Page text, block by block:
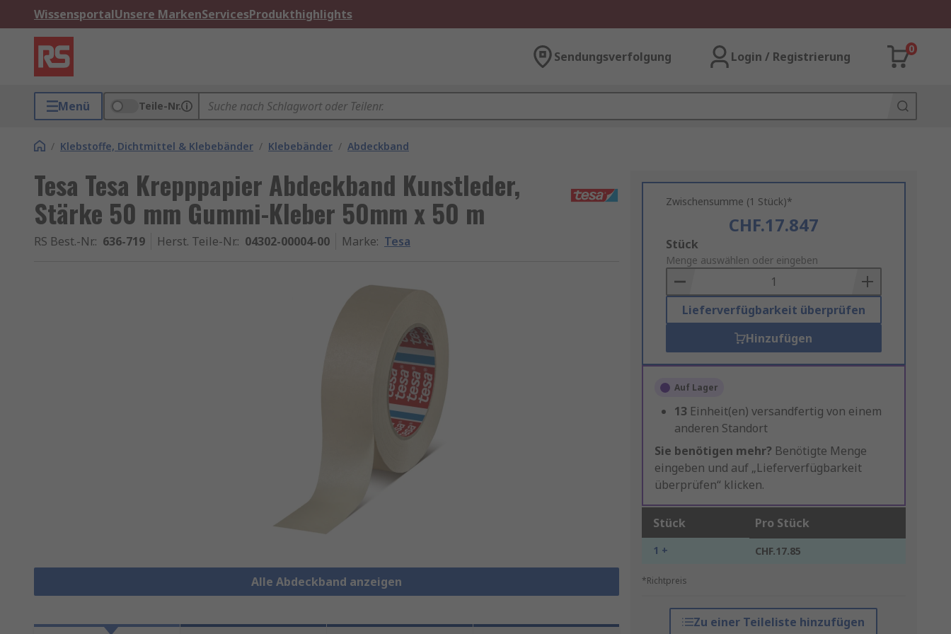
WissensportalUnsere MarkenServicesProdukthighlights
Sendungsverfolgung Login / Registrierung
0
Menü Teile-Nr.
/ Klebstoffe, Dichtmittel & Klebebänder / Klebebänder / Abdeckband
Tesa Tesa Krepppapier Abdeckband Kunstleder,
Stärke 50 mm Gummi-Kleber 50mm x 50 m
RS Best.-Nr.: 636-719 Herst. Teile-Nr.: 04302-00004-00 Marke: Tesa
Alle Abdeckband anzeigen
Zwischensumme (1 Stück)*
CHF.17.847
Add
to
Basket
Stück
Menge auswählen oder eingeben
Lieferverfügbarkeit überprüfen
Hinzufügen
Auf Lager
13 Einheit(en) versandfertig von einem
anderen Standort
Sie benötigen mehr? Benötigte Menge
eingeben und auf „Lieferverfügbarkeit
überprüfen“ klicken.
Stück Pro Stück
1 + CHF.17.85
*Richtpreis
Zu einer Teileliste hinzufügen